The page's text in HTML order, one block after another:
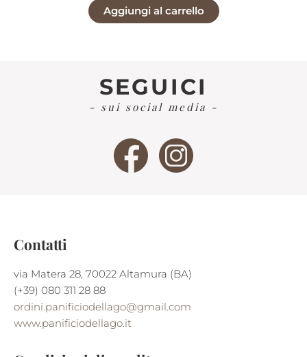
originale
attuale
Aggiungi al carrello
SEGUICI
- sui social media -
Contatti
via Matera 28, 70022 Altamura (BA)
(+39) 080 311 28 88
ordini.panificiodellago@gmail.com
www.panificiodellago.it